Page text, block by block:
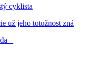
cyklista
už jeho totožnost zná